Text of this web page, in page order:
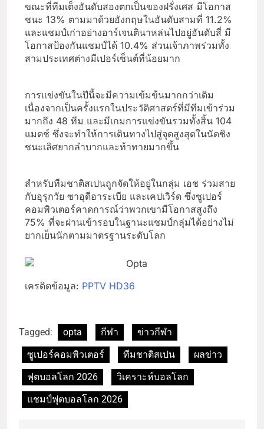
ขณะที่ทีมเต็งอันดับสองตกเป็นของฝรั่งเศส มีโอกาส
ชนะ 13% ตามมาด้วยอังกฤษในอันดับสามที่ 11.2%
และแชมป์เก่าอย่างอาร์เจนตินาหล่นไปอยู่อันดับสี่ มี
โอกาสป้องกันแชมป์ได้ 10.4% ส่วนเจ้าภาพร่วมทั้ง
สามประเทศต่างมีเปอร์เซ็นต์ที่น้อยมาก
การแข่งขันในปีนี้จะมีความเข้มข้นมากกว่าเดิม
เนื่องจากเป็นครั้งแรกในประวัติศาสตร์ที่มีทีมเข้าร่วม
มากถึง 48 ทีม และมีเกมการแข่งขันรวมทั้งสิ้น 104
แมตช์ ซึ่งจะทำให้การเดินทางไปสู่จุดสูงสุดในนัดชิง
ชนะเลิศยากลำบากและท้าทายมากขึ้น
สำหรับทีมชาติสเปนถูกจัดให้อยู่ในกลุ่ม เอช ร่วมสาย
กับอุรุกวัย ซาอุดีอาระเบีย และเคปเวิร์ด ซึ่งซูเปอร์
คอมพิวเตอร์คาดการณ์ว่าพวกเขามีโอกาสสูงถึง
75% ที่จะผ่านเข้ารอบในฐานะแชมป์กลุ่มได้อย่างไม่
ยากเย็นนักตามมาตรฐานระดับโลก
เครดิตข้อมูล: PPTV HD36
Tagged: opta กีฬา
ข่าวกีฬา
ซูเปอร์คอมพิวเตอร์
ทีมชาติสเปน
ผลข่าว
ฟุตบอลโลก 2026
วิเคราะห์บอลโลก
แชมป์ฟุตบอลโลก 2026